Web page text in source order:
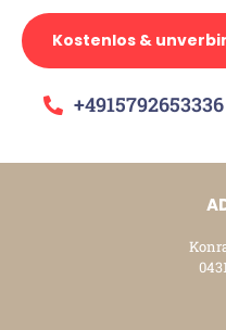
Kostenlos &
+4915792653336